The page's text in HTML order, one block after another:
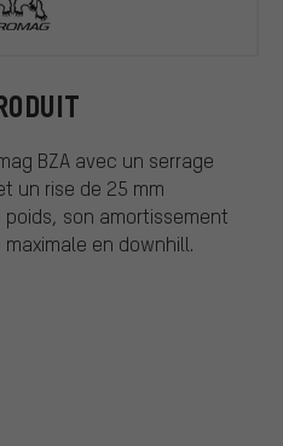
BZA avec un serrage
un rise de 25 mm
son amortissement
en downhill.